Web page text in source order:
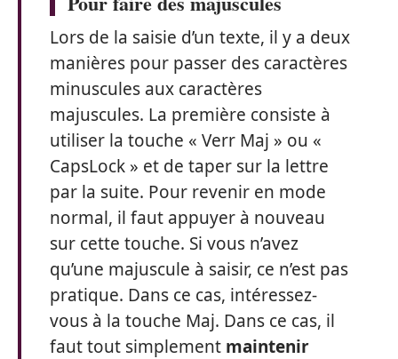
Lors de la saisie d’un texte, il y a deux
manières pour passer des caractères
minuscules aux caractères
majuscules. La première consiste à
utiliser la touche « Verr Maj » ou «
CapsLock » et de taper sur la lettre
par la suite. Pour revenir en mode
normal, il faut appuyer à nouveau
sur cette touche. Si vous n’avez
qu’une majuscule à saisir, ce n’est pas
pratique. Dans ce cas, intéressez-
vous à la touche Maj. Dans ce cas, il
faut tout simplement maintenir